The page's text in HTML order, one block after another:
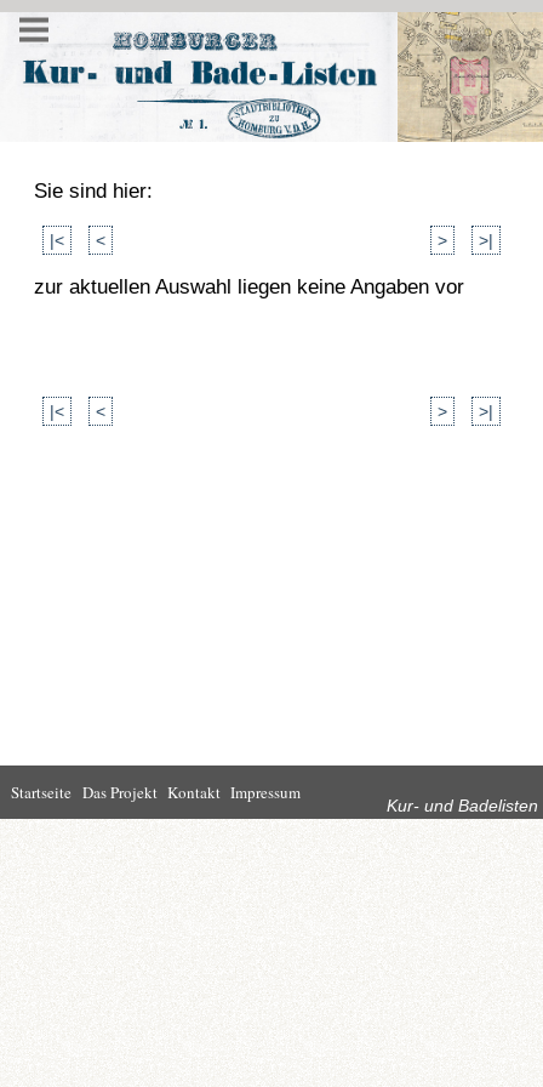
Sie sind hier:
|< < > >|
zur aktuellen Auswahl liegen keine Angaben vor
|< < > >|
Startseite
Leben in Bad
Homburg
Rathaus
Kultur Wirtschaft
Kur und
Tourismus
Kur- und Badelisten
Startseite Das Projekt Kontakt Impressum